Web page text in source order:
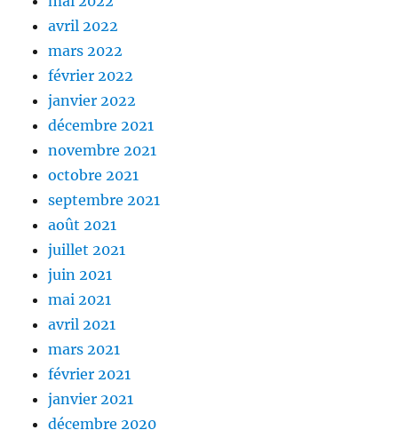
avril 2022
mars 2022
février 2022
janvier 2022
décembre 2021
novembre 2021
octobre 2021
septembre 2021
août 2021
juillet 2021
juin 2021
mai 2021
avril 2021
mars 2021
février 2021
janvier 2021
décembre 2020